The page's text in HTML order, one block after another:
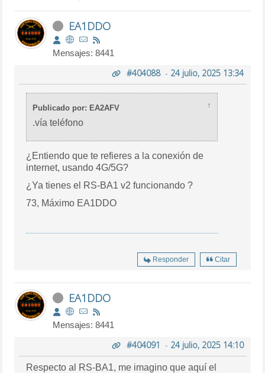
EA1DDO
Mensajes: 8441
#404088- 24 julio, 2025 13:34
Publicado por: EA2AFV ↑
.vía teléfono
¿Entiendo que te refieres a la conexión de
internet, usando 4G/5G?
¿Ya tienes el RS-BA1 v2 funcionando ?
73, Máximo EA1DDO
Responder Citar
EA1DDO
Mensajes: 8441
#404091 - 24 julio, 2025 14:10
Respecto al RS-BA1, me imagino que aquí el